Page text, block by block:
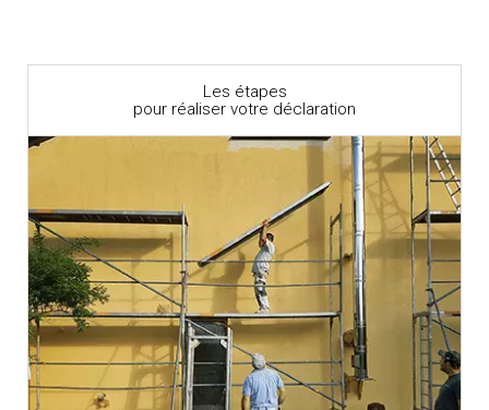
Les étapes
pour réaliser votre déclaration